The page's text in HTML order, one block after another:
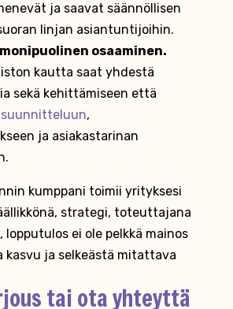
ja saavat säännöllisen
linjan asiantuntijoihin.
osaaminen.
kautta saat yhdestä
sekä kehittämiseen että
,
ja asiakastarinan
kumppani toimii yrityksesi
strategi, toteuttajana
lopputulos ei ole pelkkä mainos
kasvu ja selkeästä mitattava
tai ota yhteyttä